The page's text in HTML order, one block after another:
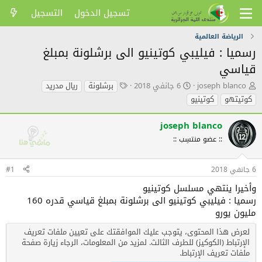
تسجيل الدخول التسجيل
الرياضة العالمية
رسميا : فيليبي كوتينيو الى برشلونة بمبلغ
قياسي
ك
ا
ت
ب
ا
ل
م
و
ض
و
ع
joseph blanco ت
ي
خ
ا
ن
ر
6 جانفي 2018 ا
ل
ل
ا
د
ا
ي
ة
برشلونة
ريال مدريد
كوتيتهو
كوتينيو
joseph blanco
:: عضو منتسِب ::
6 جانفي 2018 #1
وأخيرا ينتهي مسلسل كوتينيو
رسميا : فيليبي كوتينيو الى برشلونة بمبلغ قياسي قدره 160
مليون يورو
لعرض هذا المحتوى، يتوجب عليك الموافقتك على تعيين ملفات تعريف
الإرتباط (الكوكيز) للطرف الثالث. لمزيد من المعلومات، الرجاء زيارة صفحة
ملفات تعريف الإرتباط.